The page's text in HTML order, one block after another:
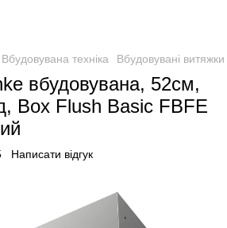
Вбудовувана техніка Вбудовувані витяжки
вбудовувана, 52см,
Box Flush Basic FBFE
Написати відгук